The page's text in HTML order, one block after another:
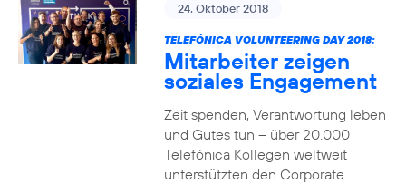
24. Oktober 2018
TELEFÓNICA VOLUNTEERING DAY 2018:
Mitarbeiter zeigen
soziales Engagement
Zeit spenden, Verantwortung leben
und Gutes tun – über 20.000
Telefónica Kollegen weltweit
unterstützten den Corporate